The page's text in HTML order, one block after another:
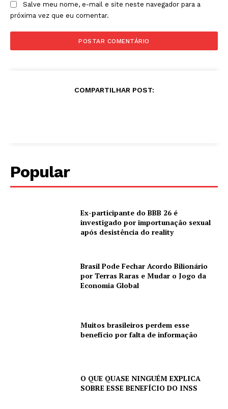
Salve meu nome, e-mail e site neste navegador para a
próxima vez que eu comentar.
COMPARTILHAR POST:
Popular
Ex-participante do BBB 26 é
investigado por importunação sexual
após desistência do reality
Brasil Pode Fechar Acordo Bilionário
por Terras Raras e Mudar o Jogo da
Economia Global
Muitos brasileiros perdem esse
benefício por falta de informação
O QUE QUASE NINGUÉM EXPLICA
SOBRE ESSE BENEFÍCIO DO INSS